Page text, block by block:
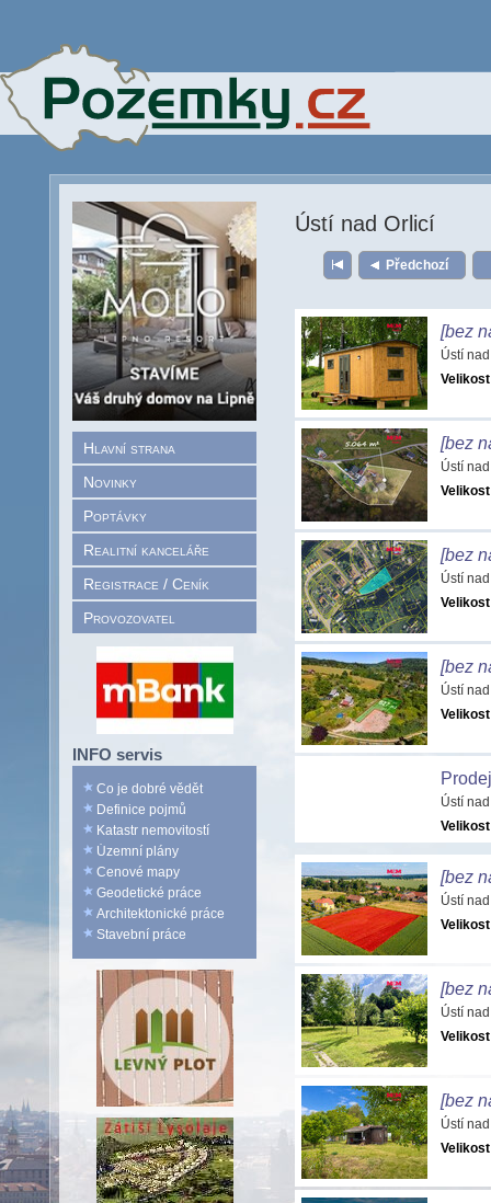
Hlavní strana
Novinky
Poptávky
Realitní kanceláře
Registrace / Ceník
Provozovatel
INFO servis
Co je dobré vědět
Definice pojmů
Katastr nemovitostí
Územní plány
Cenové mapy
Geodetické práce
Architektonické práce
Stavební práce
Ústí nad Orlicí
Předchozí
[bez
Ústí
[bez
Ústí
[bez
Ústí
[bez
Ústí
Ústí
[bez
Ústí
[bez
Ústí
[bez
Ústí